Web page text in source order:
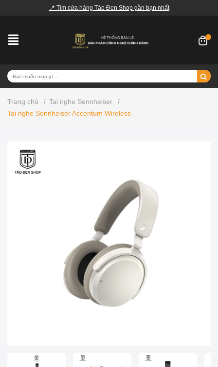
📍 Tìm cửa hàng Táo Đen Shop gần bạn nhất
Trang chủ / Tai nghe Sennheiser
/
Tai nghe Sennheiser Accentum Wireless